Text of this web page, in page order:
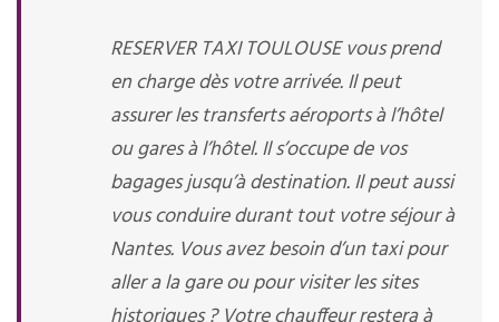
RESERVER TAXI TOULOUSE vous prend
en charge dès votre arrivée. Il peut
assurer les transferts aéroports à l’hôtel
ou gares à l’hôtel. Il s’occupe de vos
bagages jusqu’à destination. Il peut aussi
vous conduire durant tout votre séjour à
Nantes. Vous avez besoin d’un taxi pour
aller a la gare ou pour visiter les sites